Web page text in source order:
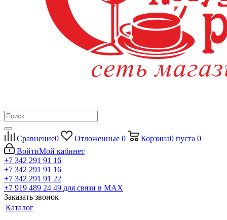
Сравнение0 Отложенные 0 Корзина0 пуста 0
ВойтиМой кабинет
+7 342 291 91 16
+7 342 291 91 16
+7 342 291 91 22
+7 919 489 24 49 для связи в МАХ
Заказать звонок
Каталог